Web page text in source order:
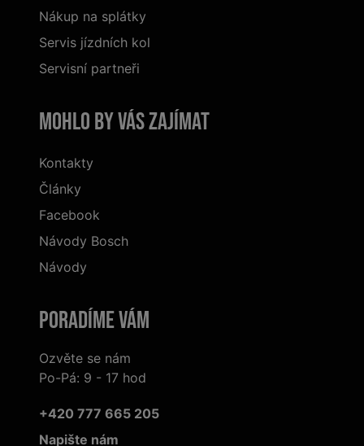
Nákup na splátky
Servis jízdních kol
Servisní partneři
Mohlo by vás zajímat
Kontakty
Články
Facebook
Návody Bosch
Návody
Poradíme Vám
Ozvěte se nám
Po-Pá: 9 - 17 hod
+420 777 665 205
Napište nám